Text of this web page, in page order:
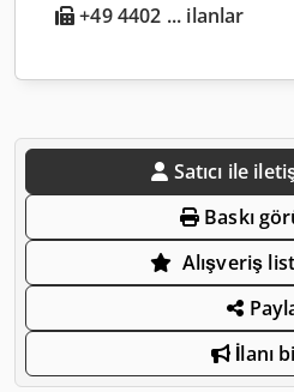
+49 4402 ... ilanlar
Satıcı ile
Baskı
Alışveriş
İlanı